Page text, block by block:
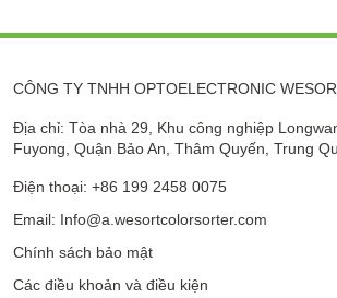
CÔNG TY TNHH OPTOELECTRONIC
Địa chỉ: Tòa nhà 29, Khu công nghiệp
Fuyong, Quận Bảo An, Thâm Quyến, Trung
Điện thoại: +86 199 2458 0075
Email: Info@a.wesortcolorsorter.com
Chính sách bảo mật
Các điều khoản và điều kiện